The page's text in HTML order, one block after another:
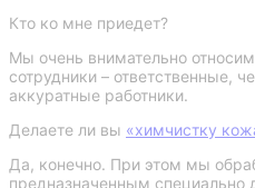
Кто ко мне приедет?
Мы очень внимательно
сотрудники – ответственные,
аккуратные работники.
Делаете ли вы «химчистку
Да, конечно. При этом мы
предназначенным специально